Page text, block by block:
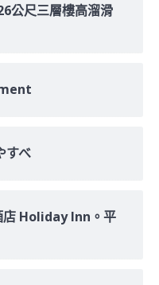
公尺三層樓高溜滑
すべ
店 Holiday Inn。平